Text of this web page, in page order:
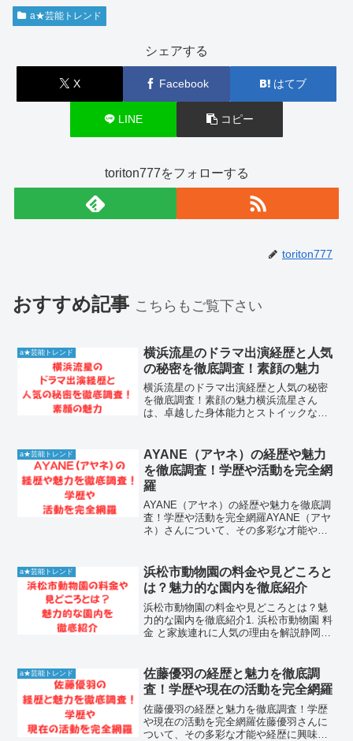
a★芸能トレンド
シェアする
X Facebook はてブ
LINE コピー
toriton777をフォローする
toriton777
おすすめ記事 こちらもご覧下さい
a★芸能トレンド
横浜流星のドラマ出演経歴と人気
の秘密を徹底調査！素顔の魅力
横浜流星のドラマ出演経歴と人気の秘密
を徹底調査！素顔の魅力横浜流星さん
は、卓越した身体能力とストイックな演
の作品で主演を務め、キャラクターごと
に全く異なる表情を見せる表...
a★芸能トレンド
AYANE（アヤネ）の経歴や魅力
を徹底調査！学歴や活動を完全網
羅
AYANE（アヤネ）の経歴や魅力を徹底調
査！学歴や活動を完全網羅AYANE（アヤ
ネ）さんについて、その多彩な才能や経
動をしてきたのか、多くのファンが注目
しています。この...
a★芸能トレンド
浜松市動物園の料金や見どころと
は？魅力的な園内を徹底紹介
浜松市動物園の料金や見どころとは？魅
力的な園内を徹底紹介1. 浜松市動物園 料
金 と家族連れに人気の理由を解説静岡県
族連れから愛されているスポットです。
広大な敷地内では...
a★芸能トレンド
佐藤優羽の経歴と魅力を徹底調
査！学歴や現在の活動を完全網羅
佐藤優羽の経歴と魅力を徹底調査！学歴
や現在の活動を完全網羅佐藤優羽さんに
ついて、その多彩な才能や経歴に興味を